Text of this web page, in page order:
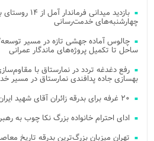
بازدید میدانی
چهارشنبه‌های خدمت‌رسانی
ساحل تا تکمیل پروژه‌های ماندگار عمرانی
رفع دغدغه تردد در نمارستاق با
بهسازی جاده پدافندی نمارستاق در مسیر
۲۰ غرفه برای بدرقه زائران آقای شهید ایران در مسیر طریق الرضا برپا شد
ادای احترام خانواده بزرگ نکا چوب به
تهران میزبان بزرگ‌ترین بدرقه تاریخ